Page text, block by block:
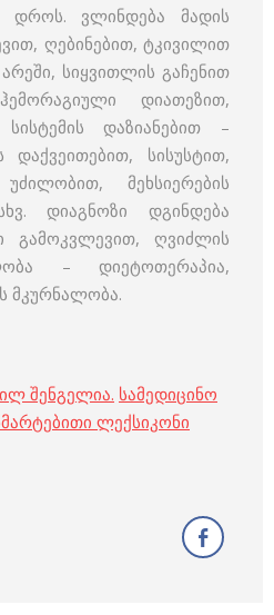
დროს. ვლინდება მადის
ღებინებით, ტკივილით
სიყვითლის გაჩენით
დიათეზით,
დაზიანებით –
დაქვეითებით, სისუსტით,
მეხსიერების
დიაგნოზი დგინდება
გამოკვლევით, ღვიძლის
– დიეტოთერაპია,
მკურნალობა.
შენგელია. სამედიცინო
ლექსიკონი